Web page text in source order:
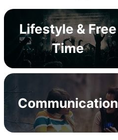
Lifestyle & Free
Time
Communication